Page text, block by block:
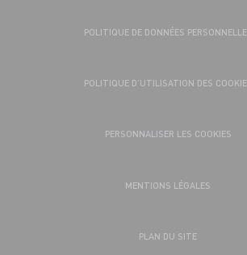
POLITIQUE DE DONNÉES
POLITIQUE D’UTILISATION DES
PERSONNALISER LES COOKIES
MENTIONS LÉGALES
PLAN DU SITE